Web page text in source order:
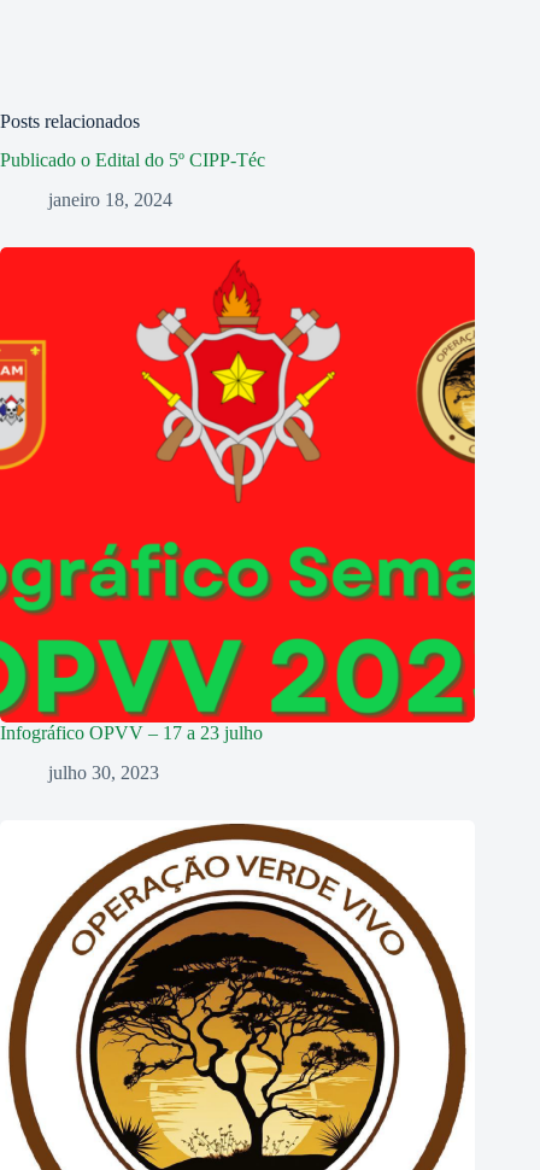
Posts relacionados
Publicado o Edital do 5º CIPP-Téc
janeiro 18, 2024
Infográfico OPVV – 17 a 23 julho
julho 30, 2023